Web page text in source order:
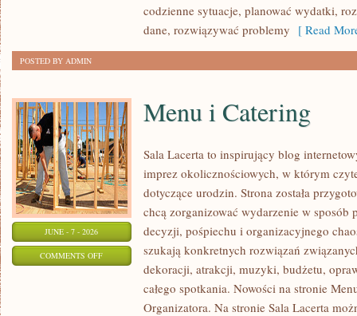
codzienne sytuacje, planować wydatki,
dane, rozwiązywać problemy [ Read
POSTED BY ADMIN
JUNE - 7 - 2026
COMMENTS OFFON
Menu i Catering
Sala Lacerta to inspirujący blog
imprez okolicznościowych, w którym
dotyczące urodzin. Strona została
chcą zorganizować wydarzenie w sposób
decyzji, pośpiechu i organizacyjnego
szukają konkretnych rozwiązań
dekoracji, atrakcji, muzyki, budżetu,
całego spotkania. Nowości na stronie
Organizatora. Na stronie Sala Lacerta